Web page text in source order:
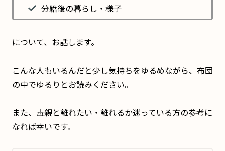
分籍後の暮らし・様子
について、お話します。
こんな人もいるんだと少し気持ちをゆるめながら、布団
の中でゆるりとお読みください。
また、毒親と離れたい・離れるか迷っている方の参考に
なれば幸いです。